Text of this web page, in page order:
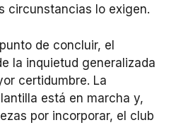
circunstancias lo exigen.
de concluir, el
la inquietud generalizada
certidumbre. La
está en marcha y,
por incorporar, el club